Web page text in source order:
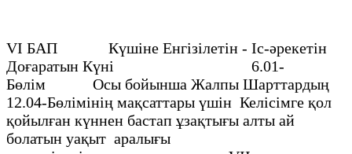
VI БАП Күшiне Енгiзiлетiн - Iс-әрекетiн
Доғаратын Күнi 6.01-
Бөлім Осы бойынша Жалпы Шарттардың
12.04-Бөлімінің мақсаттары үшін Келісімге қол
қойылған күннен бастап ұзақтығы алты ай
болатын уақыт аралығы